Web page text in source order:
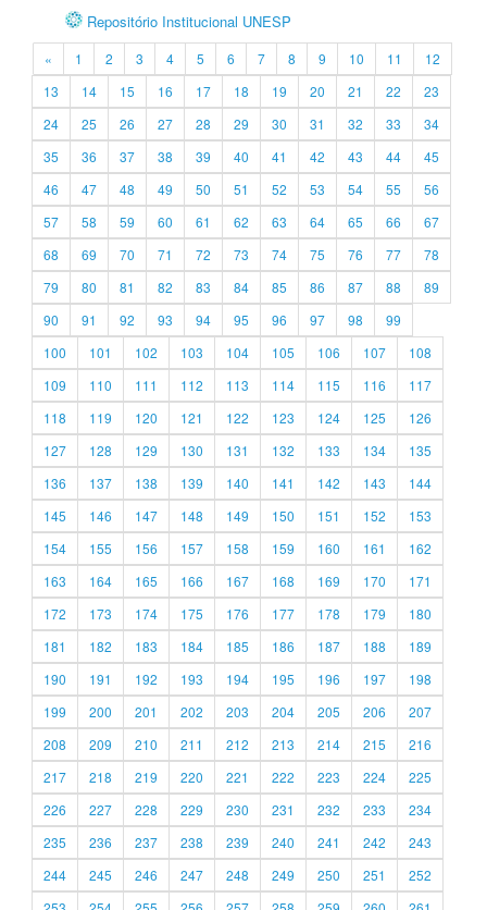
Repositório Institucional UNESP
« 1 2 3 4 5 6 7 8 9 10 11
12
13
14 15 16 17 18 19 20 21 22
23
24
25 26 27 28 29 30 31 32 33
34
35
36 37 38 39 40 41 42 43 44
45
46
47 48 49 50 51 52 53 54 55
56
57
58 59 60 61 62 63 64 65 66
67
68
69 70 71 72 73 74 75 76 77
78
79
80 81 82 83 84 85 86 87 88
89
90
91 92 93 94 95 96 97 98
99
100
101 102 103 104 105 106 107
108
109
110 111 112 113 114 115 116
117
118
119 120 121 122 123 124 125
126
127
128 129 130 131 132 133 134
135
136
137 138 139 140 141 142 143
144
145
146 147 148 149 150 151 152
153
154
155 156 157 158 159 160 161
162
163
164 165 166 167 168 169 170
171
172
173 174 175 176 177 178 179
180
181
182 183 184 185 186 187 188
189
190
191 192 193 194 195 196 197
198
199
200 201 202 203 204 205 206
207
208
209 210 211 212 213 214 215
216
217
218 219 220 221 222 223 224
225
226
227 228 229 230 231 232 233
234
235
236 237 238 239 240 241 242
243
244
245 246 247 248 249 250 251
252